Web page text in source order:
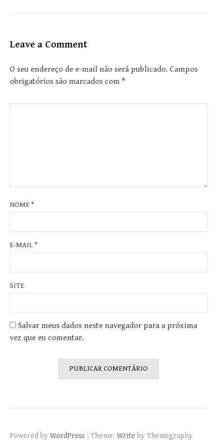
Leave a Comment
O seu endereço de e-mail não será publicado. Campos
obrigatórios são marcados com *
NOME*
E-MAIL*
SITE
Salvar meus dados neste navegador para a próxima
vez que eu comentar.
Powered by WordPress Theme: Write by Themegraphy